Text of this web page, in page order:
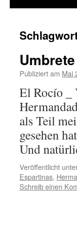
Publiziert am Mai
El Rocío _
als Teil
gesehen
Und
Veröffentlicht
Espartinas,
Schreib einen